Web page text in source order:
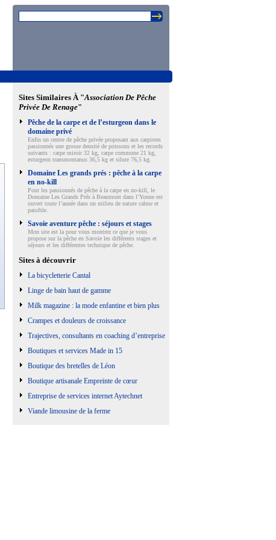
Sites Similaires À "Association De Pêche
Privée De Renage"
Pêche de la carpe et de l’esturgeon dans le
domaine privé
Enfin un centre de pêche privée proposant aux carpistes
passionnés une grosse densité de poissons et les records
suivants : carpe miroir 32 kg, carpe commune 21 kg,
esturgeon transmontanus 36,5 kg et silure 76,5 kg.
Domaine Les grands prés : pêche à la carpe
en no-kill
Pour les passionnés de pêche à la carpe en no-kill, le
Domaine Les Grands Prés à Beaumont dans l’Yonne est
ouvert toute l’année dans un milieu de nature calme et
paisible.
Savoie aventure pêche : séjours et stages
Mon site est la pour vous montrez ce que je vous
propose sur la pêche en Savoie les différents stages et
séjours et les différentes technique de pêche.
Sites à découvrir
La bicycletterie Cantal
Linge de bain haut de gamme
Milk magazine : la mode enfantine et bien plus
Crampes et douleurs de croissance
Trajectives, consultants en coaching d’entreprise
Boutiques et services Made in 15
Boutique des bretelles de Léon
Boutique artisanale Empreinte de cœur
Entreprise de services internet Aytechnet
Viande limousine de la ferme